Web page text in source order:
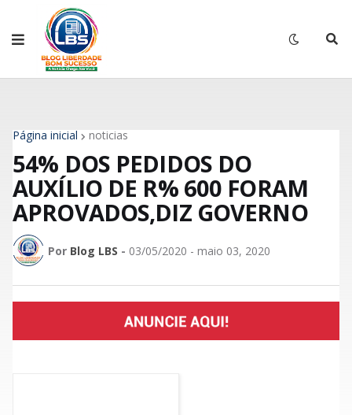
Página inicial noticias
54% DOS PEDIDOS DO
AUXÍLIO DE R% 600 FORAM
APROVADOS,DIZ GOVERNO
Por Blog LBS - 03/05/2020 - maio 03, 2020